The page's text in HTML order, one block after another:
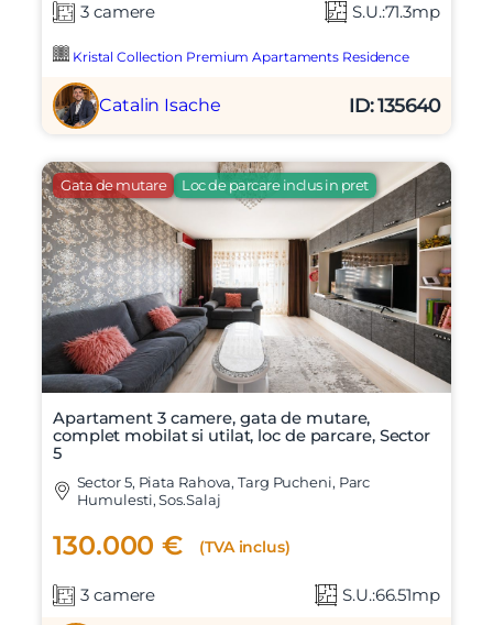
3 camere S.U.:71.3mp
Kristal Collection Premium Apartaments Residence
Catalin Isache ID: 135640
Gata de mutare Loc de parcare inclus in pret
Apartament 3 camere, gata de mutare,
complet mobilat si utilat, loc de parcare, Sector
5
Sector 5, Piata Rahova, Targ Pucheni, Parc
Humulesti, Sos.Salaj
130.000 € (TVA inclus)
3 camere S.U.:66.51mp